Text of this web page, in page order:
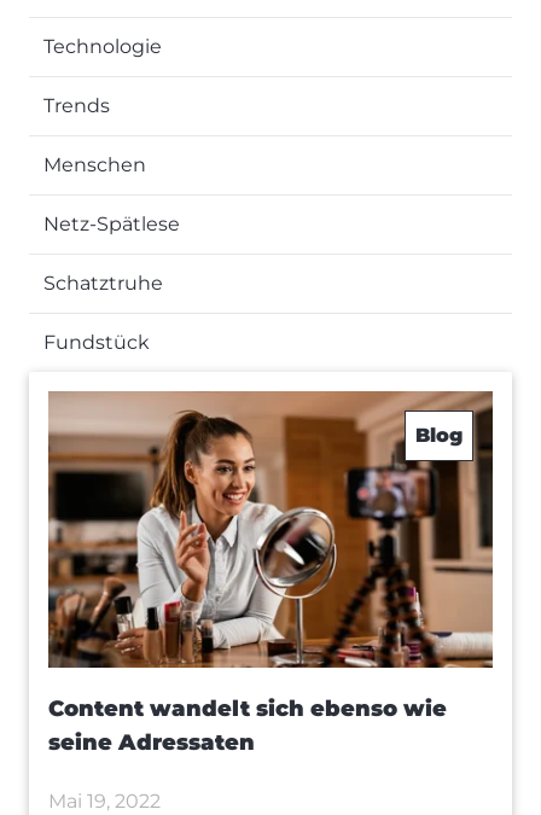
Technologie
Trends
Menschen
Netz-Spätlese
Schatztruhe
Fundstück
Blog
Content wandelt sich ebenso wie
seine Adressaten
Mai 19, 2022